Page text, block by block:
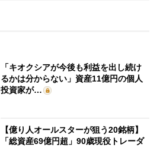
「キオクシアが今後も利益を出し続け
るかは分からない」資産11億円の個人
投資家が…
【億り人オールスターが狙う20銘柄】
「総資産69億円超」90歳現役トレーダ